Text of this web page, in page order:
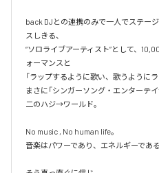
back DJとの連携のみで一人でステー
スしきる、
“ソロライブアーティスト”として、
ォーマンスと
「ラップするように歌い、歌うように
まさに「シンガーソング・エンターテ
二のハジ→ワールド。
No music , No human life。
音楽はパワーであり、エネルギーである